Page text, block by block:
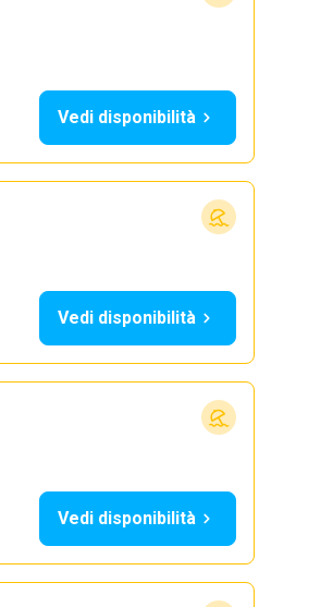
Vedi disponibilità
Vedi disponibilità
Vedi disponibilità